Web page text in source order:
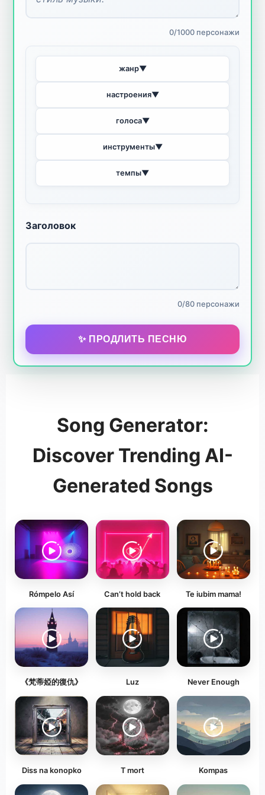
0/1000 персонажи
жанр▼
настроения▼
голоса▼
инструменты▼
темпы▼
Заголовок
0/80 персонажи
✨ ПРОДЛИТЬ ПЕСНЮ
Song Generator:
Discover Trending AI-
Generated Songs
Rómpelo Así Can’t hold back Te iubim mama!
《梵蒂婭的復仇》 Luz Never Enough
Diss na konopko T mort Kompas